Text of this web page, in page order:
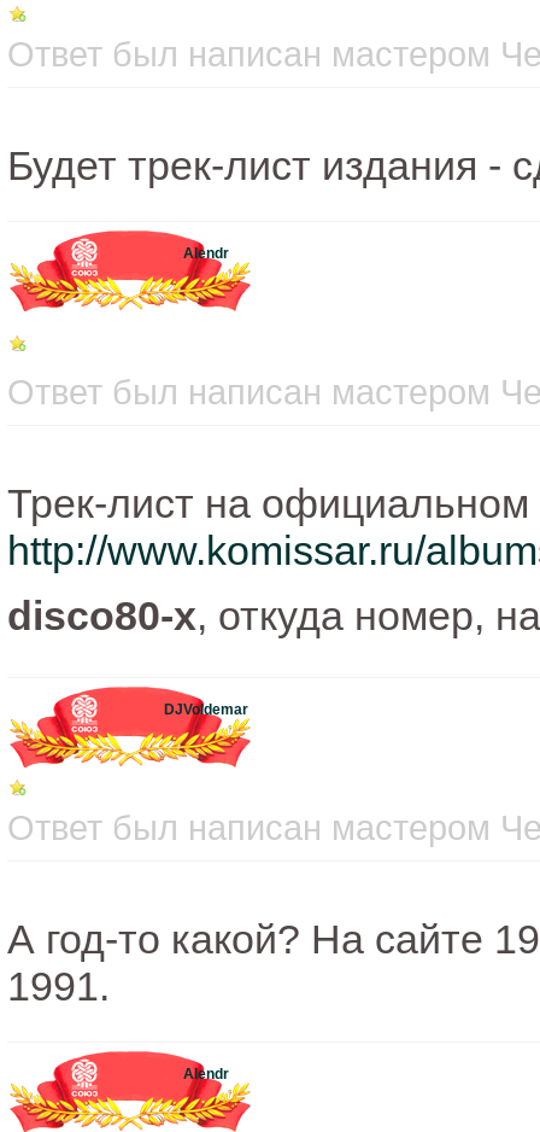
Ответ был написан мастером
Будет трек-лист издания -
Alendr
Ответ был написан мастером
Трек-лист на официальном
http://www.komissar.ru/
disco80-x, откуда номер,
DJVoldemar
Ответ был написан мастером
А год-то какой? На сайте
1991.
Alendr